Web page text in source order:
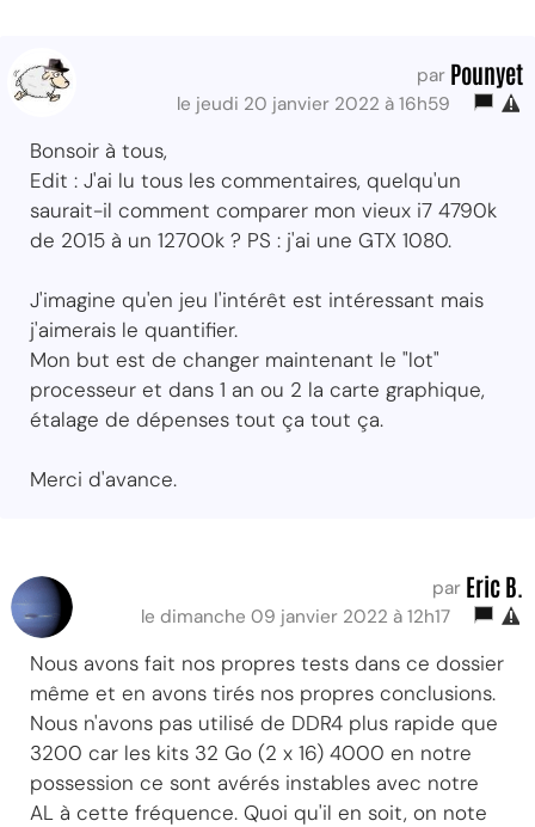
par Pounyet
le jeudi 20 janvier 2022 à 16h59
Bonsoir à tous,
Edit : J'ai lu tous les commentaires, quelqu'un
saurait-il comment comparer mon vieux i7 4790k
de 2015 à un 12700k ? PS : j'ai une GTX 1080.
J'imagine qu'en jeu l'intérêt est intéressant mais
j'aimerais le quantifier.
Mon but est de changer maintenant le "lot"
processeur et dans 1 an ou 2 la carte graphique,
étalage de dépenses tout ça tout ça.
Merci d'avance.
par Eric B.
le dimanche 09 janvier 2022 à 12h17
Nous avons fait nos propres tests dans ce dossier
même et en avons tirés nos propres conclusions.
Nous n'avons pas utilisé de DDR4 plus rapide que
3200 car les kits 32 Go (2 x 16) 4000 en notre
possession ce sont avérés instables avec notre
AL à cette fréquence. Quoi qu'il en soit, on note